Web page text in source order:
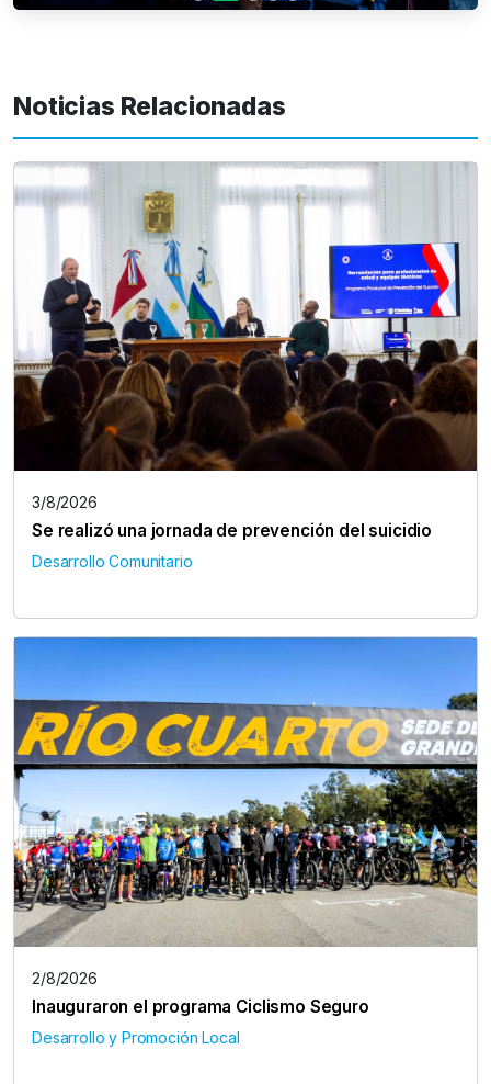
Noticias Relacionadas
3/8/2026
Se realizó una jornada de prevención del suicidio
Desarrollo Comunitario
2/8/2026
Inauguraron el programa Ciclismo Seguro
Desarrollo y Promoción Local